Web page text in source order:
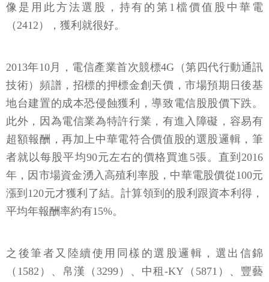
像是用此方法選股，持有的第1檔價值股中華電
（2412），獲利就很好。
2013年10月，電信產業首次競標4G（第四代行動通訊
技術）頻譜，招標的押標金創天價，市場預期日後基
地台建置的成本恐侵蝕獲利，導致電信股股價下跌。
此外，因為電信業為特許行業，有進入障礙，容易有
超額報酬，再加上中華電符合價值股的選股邏輯，筆
者就以每股平均90元左右的價格買進5張。直到2016
年，因市場資金湧入高殖利率股，中華電股價從100元
漲到120元才獲利了結。計算領到的股利跟資本利得，
平均年報酬率約有15%。
之後筆者又陸續使用同樣的選股邏輯，選出信錦
（1582）、帛漢（3299）、中租-KY（5871）、豐藝